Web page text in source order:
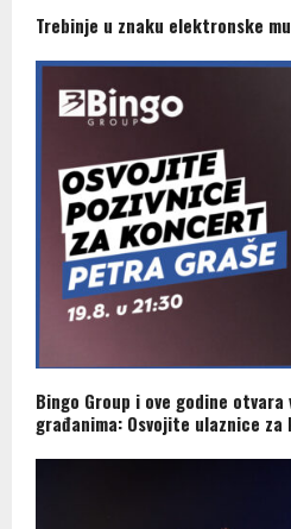
Trebinje u znaku elektronske
Bingo Group i ove godine
građanima: Osvojite ulaznice